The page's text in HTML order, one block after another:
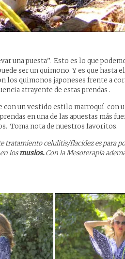
una puesta”. Esto es lo que
ser un quimono. Y es que hasta
los quimonos japoneses frente a
atrayente de estas prendas .
un vestido estilo marroquí con
en una de las apuestas más
Toma nota de nuestros favoritos.
tratamiento celulitis/flacidez es para
losmuslos.Con la Mesoterapia